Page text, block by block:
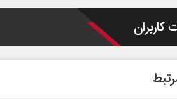
کاربران